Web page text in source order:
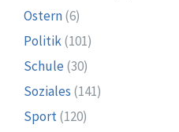
Ostern(6)
Politik(101)
Schule (30)
Soziales (141)
Sport(120)